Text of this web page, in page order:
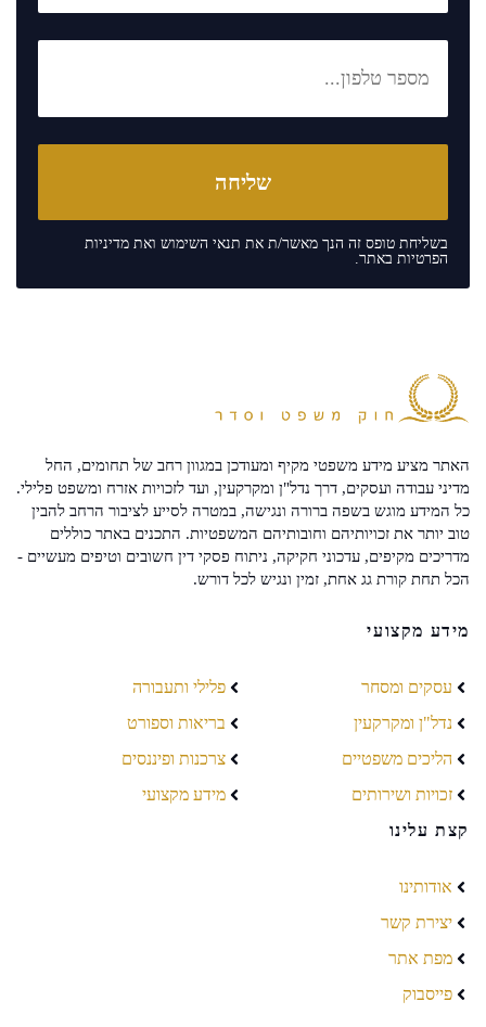
בשליחת טופס זה הנך מאשר/ת את תנאי השימוש ואת מדיניות
הפרטיות באתר.
האתר מציע מידע משפטי מקיף ומעודכן במגוון רחב של תחומים, החל
מדיני עבודה ועסקים, דרך נדל"ן ומקרקעין, ועד לזכויות אזרח ומשפט פלילי.
כל המידע מוגש בשפה ברורה ונגישה, במטרה לסייע לציבור הרחב להבין
טוב יותר את זכויותיהם וחובותיהם המשפטיות. התכנים באתר כוללים
מדריכים מקיפים, עדכוני חקיקה, ניתוח פסקי דין חשובים וטיפים מעשיים -
הכל תחת קורת גג אחת, זמין ונגיש לכל דורש.
מידע מקצועי
עסקים ומסחר
נדל"ן ומקרקעין
הליכים משפטיים
זכויות ושירותים
פלילי ותעבורה
בריאות וספורט
צרכנות ופיננסים
מידע מקצועי
קצת עלינו
אודותינו
יצירת קשר
מפת אתר
פייסבוק